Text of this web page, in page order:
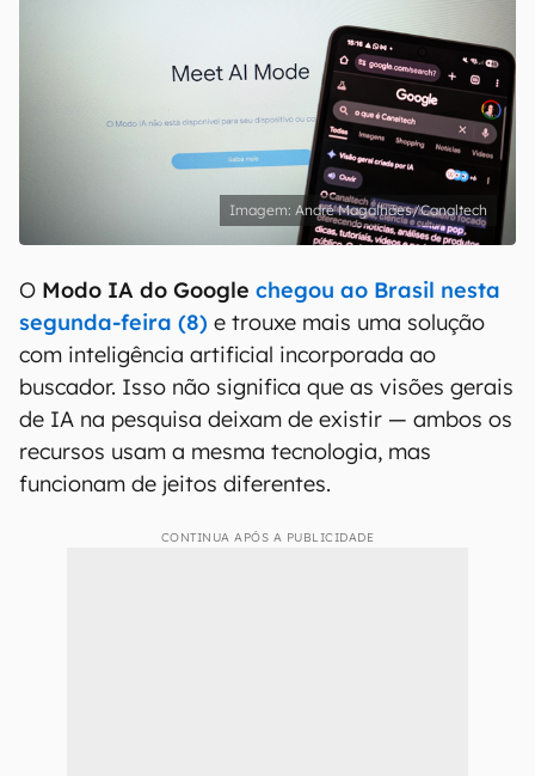
André Magalhães/Canaltech
O Modo IA do Google chegou ao Brasil nesta
segunda-feira (8) e trouxe mais uma solução
com inteligência artificial incorporada ao
buscador. Isso não significa que as visões gerais
de IA na pesquisa deixam de existir — ambos os
recursos usam a mesma tecnologia, mas
funcionam de jeitos diferentes.
CONTINUA APÓS A PUBLICIDADE